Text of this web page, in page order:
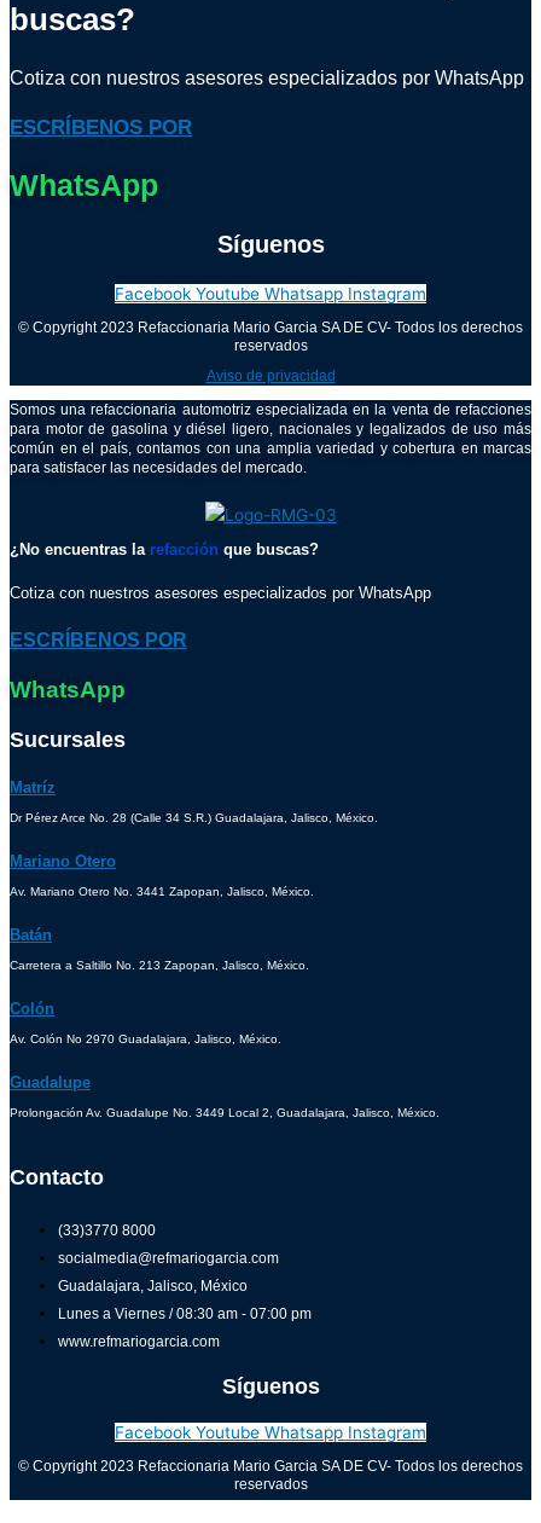
buscas?
Cotiza con nuestros asesores especializados por WhatsApp
ESCRÍBENOS POR
WhatsApp
Síguenos
Facebook Youtube Whatsapp Instagram
© Copyright 2023 Refaccionaria Mario Garcia SA DE CV- Todos los derechos
reservados
Aviso de privacidad
Somos una refaccionaria automotriz especializada en la venta de refacciones
para motor de gasolina y diésel ligero, nacionales y legalizados de uso más
común en el país, contamos con una amplia variedad y cobertura en marcas
para satisfacer las necesidades del mercado.
¿No encuentras la refacción que buscas?
Cotiza con nuestros asesores especializados por WhatsApp
ESCRÍBENOS POR
WhatsApp
Sucursales
Matríz
Dr Pérez Arce No. 28 (Calle 34 S.R.) Guadalajara, Jalisco, México.
Mariano Otero
Av. Mariano Otero No. 3441 Zapopan, Jalisco, México.
Batán
Carretera a Saltillo No. 213 Zapopan, Jalisco, México.
Colón
Av. Colón No 2970 Guadalajara, Jalisco, México.
Guadalupe
Prolongación Av. Guadalupe No. 3449 Local 2, Guadalajara, Jalisco, México.
Contacto
(33)3770 8000
socialmedia@refmariogarcia.com
Guadalajara, Jalisco, México
Lunes a Viernes / 08:30 am - 07:00 pm
www.refmariogarcia.com
Síguenos
Facebook Youtube Whatsapp Instagram
© Copyright 2023 Refaccionaria Mario Garcia SA DE CV- Todos los derechos
reservados